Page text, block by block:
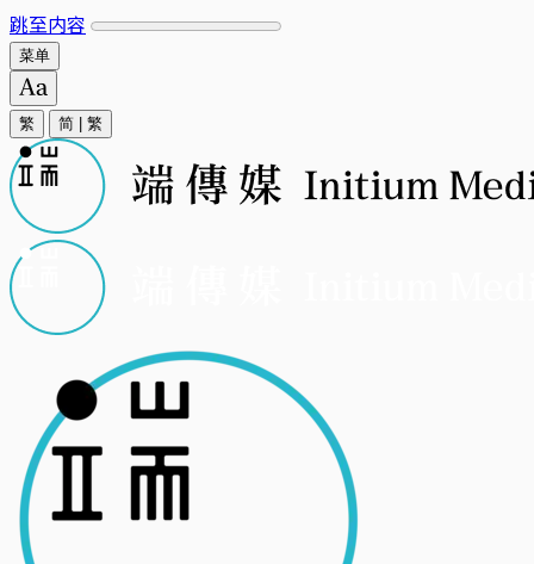
跳至内容
菜单
繁 简 繁